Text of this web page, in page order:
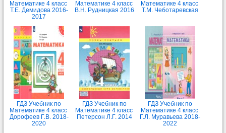
Математике 4 класс
Т.Е. Демидова 2016-
2017
Математике 4 класс
В.Н. Рудницкая 2016
Математике 4 класс
Т.М. Чеботаревская
ГДЗ Учебник по
Математике 4 класс
Дорофеев Г.В. 2018-
2020
ГДЗ Учебник по
Математике 4 класс
Петерсон Л.Г. 2014
ГДЗ Учебник по
Математике 4 класс
Г.Л. Муравьева 2018-
2022